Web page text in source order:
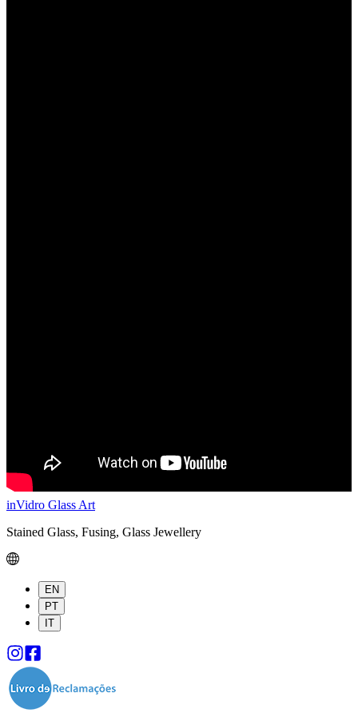
inVidro Glass Art
Stained Glass, Fusing, Glass Jewellery
EN
PT
IT